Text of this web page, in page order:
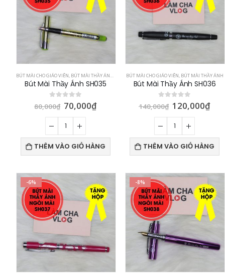
BÚT MÀI CHO GIÁO VIÊN, BÚT MÀI THẦY ÁNH BÚT MÁY CHO BÉ
Bút Mài Thầy Ánh SH035
out of 5
80,000₫ 70,000₫
THÊM VÀO GIỎ HÀNG
BÚT MÀI CHO GIÁO VIÊN, BÚT MÀI THẦY ÁNH
Bút Mài Thầy Ánh SH036
out of 5
140,000₫ 120,000₫
THÊM VÀO GIỎ HÀNG
-6% -8%